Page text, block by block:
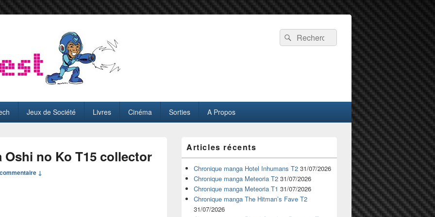
Recherche :
Rechercher
Jeux de Société Livres Cinéma Sorties A Propos
no Ko T15 collector
↓
principale
de
widget
pour
barre
latérale
Articles récents
Chronique manga Hotel Inhumans T2 31/07/2026
Chronique manga Meteoria T2 31/07/2026
Chronique manga Meteoria T1 31/07/2026
Chronique manga The Hitman’s Fave T2
31/07/2026